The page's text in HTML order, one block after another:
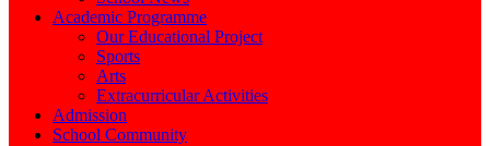
Academic Programme
Our Educational Project
Sports
Arts
Extracurricular Activities
Admission
School Community